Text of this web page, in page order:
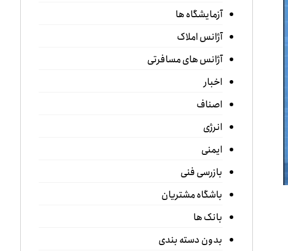
آزمایشگاه ها
آژانس املاک
آژانس های مسافرتی
اخبار
اصناف
انرژی
ایمنی
بازرسی فنی
باشگاه مشتریان
بانک ها
بدون دسته بندی